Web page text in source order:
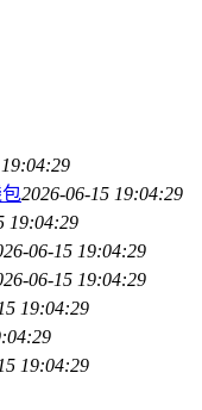
2026-06-15 19:04:29
19:04:29
06-15 19:04:29
06-15 19:04:29
19:04:29
19:04:29